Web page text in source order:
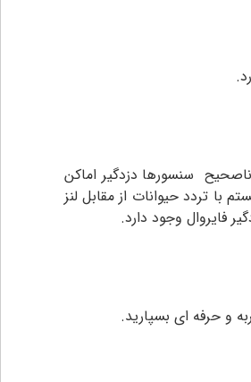
سنسورها دزدگیر اماکن
تردد حیوانات از مقابل لنز
فایروال وجود دارد.
و حرفه ای بسپارید.